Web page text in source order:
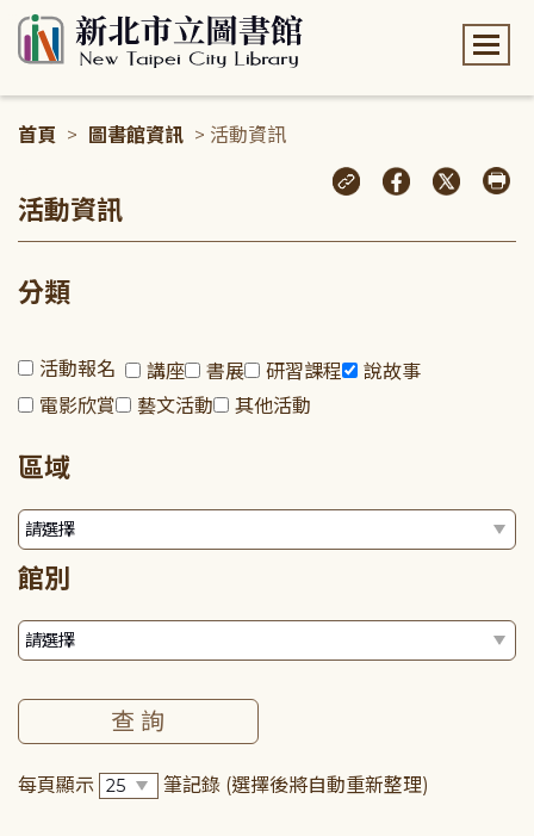
首頁 > 圖書館資訊 > 活動資訊
活動資訊
分類
活動報名 講座 書展 研習課程
說故事
電影欣賞
藝文活動 其他活動
區域
館別
每頁顯示 筆記錄 (選擇後將自動重新整理)